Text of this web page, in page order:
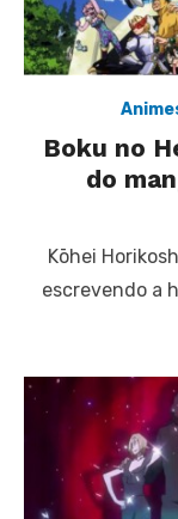
Boku no
do
Kōhei
escrevendo a